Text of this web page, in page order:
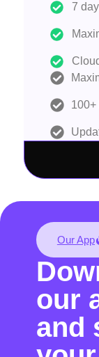
7
100+
Our App
our
and